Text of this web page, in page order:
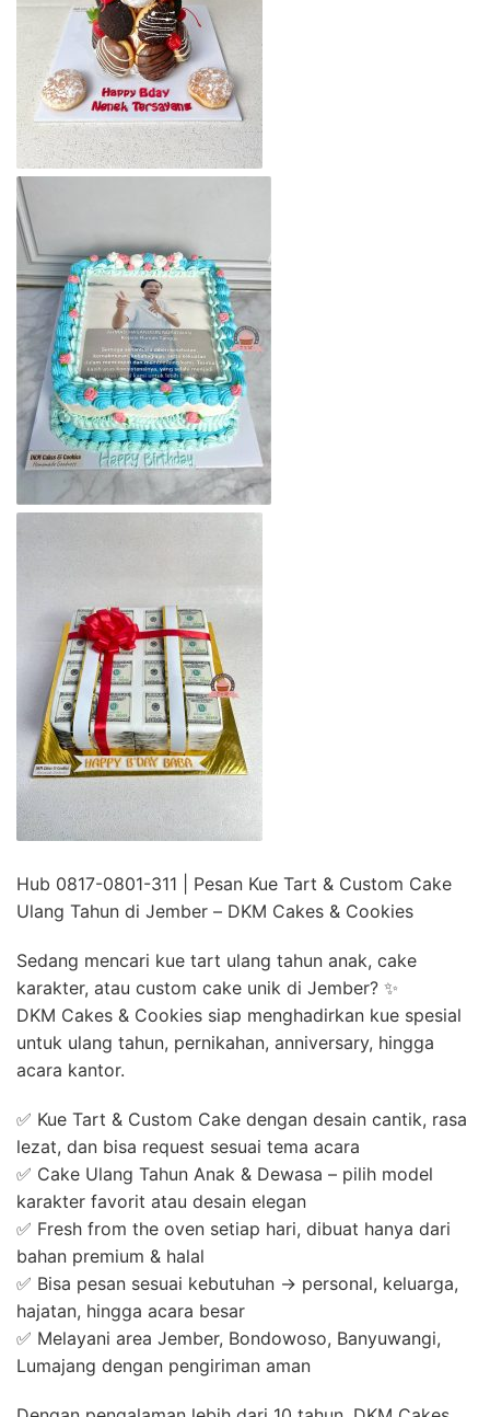
Hub 0817-0801-311 | Pesan Kue Tart & Custom Cake
Ulang Tahun di Jember – DKM Cakes & Cookies
Sedang mencari kue tart ulang tahun anak, cake
karakter, atau custom cake unik di Jember? ✨
DKM Cakes & Cookies siap menghadirkan kue spesial
untuk ulang tahun, pernikahan, anniversary, hingga
acara kantor.
✅ Kue Tart & Custom Cake dengan desain cantik, rasa
lezat, dan bisa request sesuai tema acara
✅ Cake Ulang Tahun Anak & Dewasa – pilih model
karakter favorit atau desain elegan
✅ Fresh from the oven setiap hari, dibuat hanya dari
bahan premium & halal
✅ Bisa pesan sesuai kebutuhan → personal, keluarga,
hajatan, hingga acara besar
✅ Melayani area Jember, Bondowoso, Banyuwangi,
Lumajang dengan pengiriman aman